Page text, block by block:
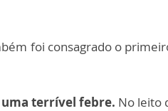
foi consagrado o
uma terrível febre. No leito